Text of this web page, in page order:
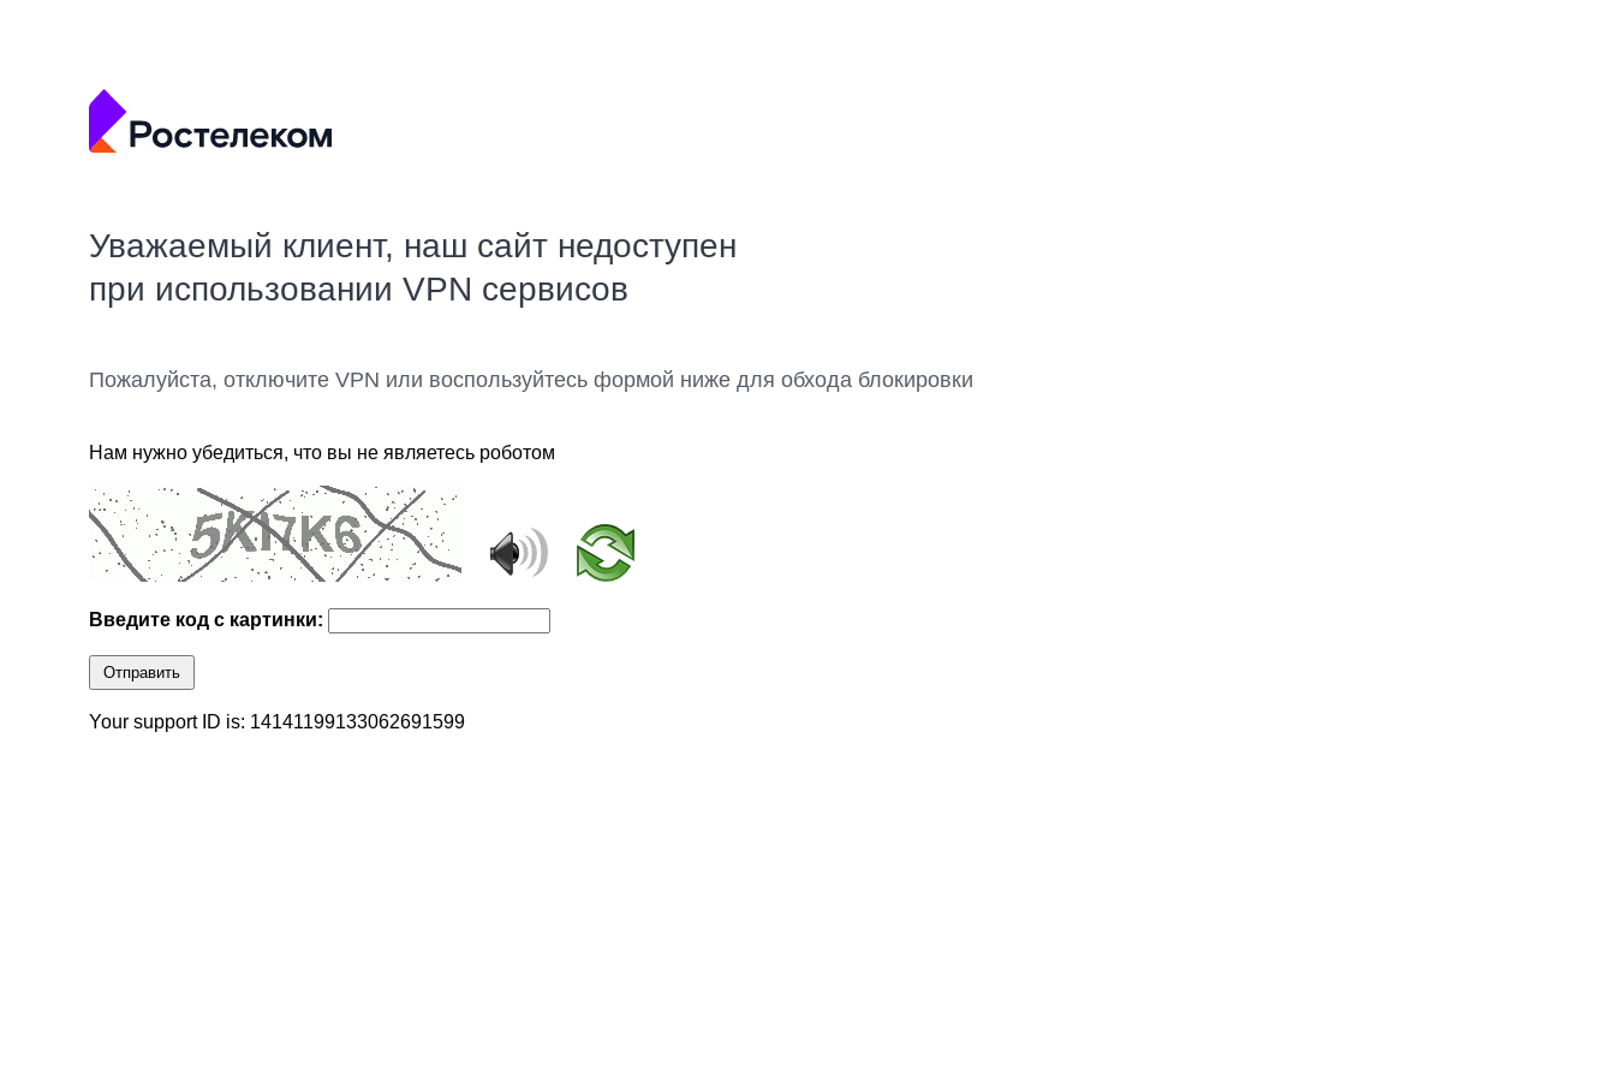
Уважаемый клиент, наш сайт недоступен
при использовании VPN сервисов
Пожалуйста, отключите VPN или воспользуйтесь формой ниже для обхода блокировки
Нам нужно убедиться, что вы не являетесь роботом
Введите код с картинки:
Отправить
Your support ID is: 14141199133062691599